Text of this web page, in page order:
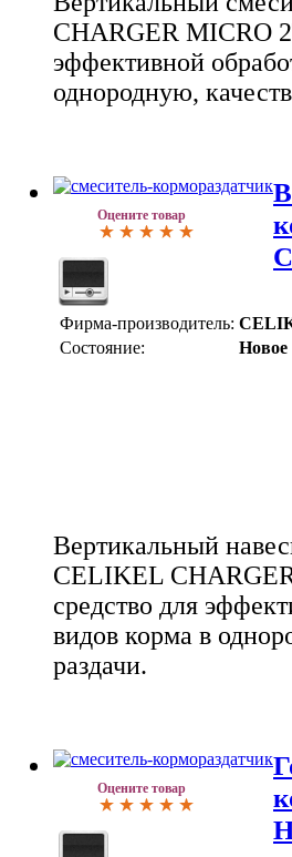
CHARGER MICRO
эффективной
однородную,
Оцените товар
Фирма-производитель:
Состояние:
Новое
Вертикальный
CELIKEL
средство для
видов корма в
раздачи.
Оцените товар